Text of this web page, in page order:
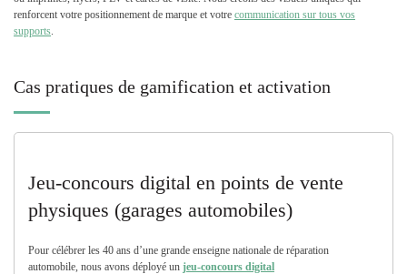
renforcent votre positionnement de marque et votre communication sur tous vos
supports.
Cas pratiques de gamification et activation
Jeu-concours digital en points de vente
physiques (garages automobiles)
Pour célébrer les 40 ans d’une grande enseigne nationale de réparation
automobile, nous avons déployé un jeu-concours digital